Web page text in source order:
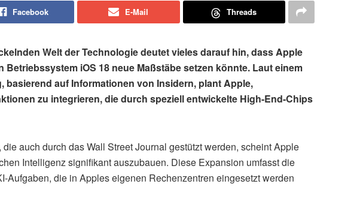
Facebook E-Mail Threads
Welt der Technologie deutet vieles darauf hin, dass Apple
Betriebssystem iOS 18 neue Maßstäbe setzen könnte. Laut einem
basierend auf Informationen von Insidern, plant Apple,
zu integrieren, die durch speziell entwickelte High-End-Chips
auch durch das Wall Street Journal gestützt werden, scheint Apple
Intelligenz signifikant auszubauen. Diese Expansion umfasst die
Aufgaben, die in Apples eigenen Rechenzentren eingesetzt werden